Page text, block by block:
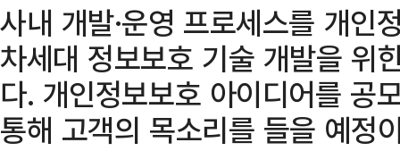
사내 개발·운영 프로세스를 개인
차세대 정보보호 기술 개발을 위
다. 개인정보보호 아이디어를 공
통해 고객의 목소리를 들을 예정